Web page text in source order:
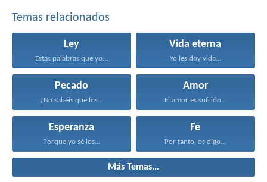
Temas relacionados
Ley
Estas palabras que yo...
Vida eterna
Yo les doy vida...
Pecado
¿No sabéis que los...
Amor
El amor es sufrido...
Esperanza
Porque yo sé los...
Fe
Por tanto, os digo...
Más Temas...